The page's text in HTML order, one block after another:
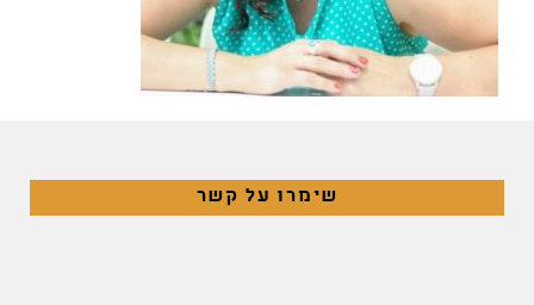
שימרו על קשר